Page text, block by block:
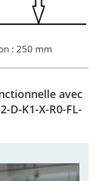
: 250 mm
avec
D-K1-X-R0-FL-